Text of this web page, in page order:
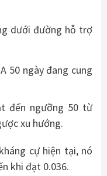
dưới đường hỗ trợ
50 ngày đang cung
đến ngưỡng 50 từ
xu hướng.
cự hiện tại, nó
khi đạt 0.036.